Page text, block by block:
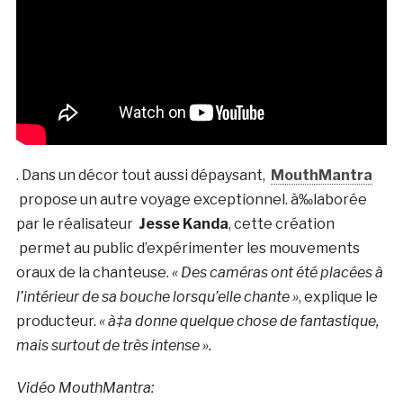
. Dans un décor tout aussi dépaysant, MouthMantra
propose un autre voyage exceptionnel. à‰laborée
par le réalisateur Jesse Kanda, cette création
permet au public d’expérimenter les mouvements
oraux de la chanteuse. « Des caméras ont été placées à
l’intérieur de sa bouche lorsqu’elle chante », explique le
producteur. « à‡a donne quelque chose de fantastique,
mais surtout de très intense ».
Vidéo MouthMantra: